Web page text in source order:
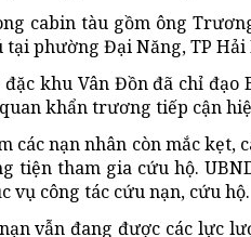
cabin tàu gồm ông
phường Đại Năng, TP Hải
khu Vân Đồn đã chỉ
khẩn trương tiếp cận
các nạn nhân còn mắc
tiện tham gia cứu hộ.
công tác cứu nạn, cứu hộ.
vẫn đang được các lực